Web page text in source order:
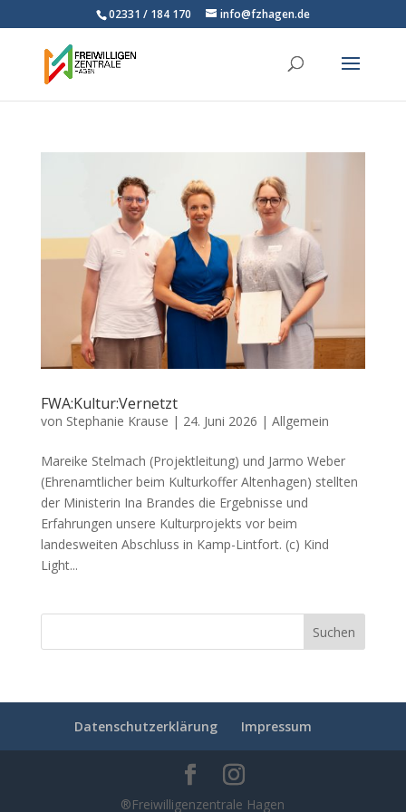
02331 / 184 170 info@fzhagen.de
FWA:Kultur:Vernetzt
von Stephanie Krause | 24. Juni 2026 | Allgemein
Mareike Stelmach (Projektleitung) und Jarmo Weber
(Ehrenamtlicher beim Kulturkoffer Altenhagen) stellten
der Ministerin Ina Brandes die Ergebnisse und
Erfahrungen unsere Kulturprojekts vor beim
landesweiten Abschluss in Kamp-Lintfort. (c) Kind
Light...
Datenschutzerklärung Impressum
®Freiwilligenzentrale Hagen